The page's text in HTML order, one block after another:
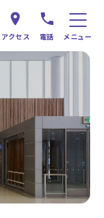
アクセス 電話 メニュー